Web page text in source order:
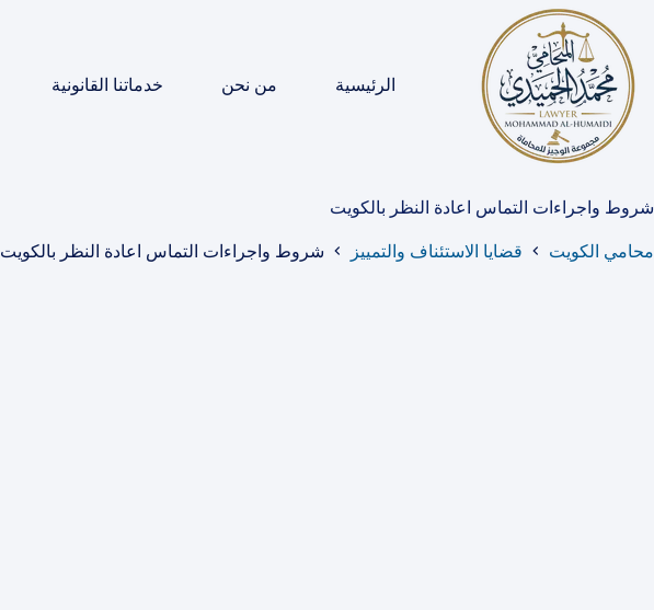
المحتوى
الرئيسية
من نحن خدماتنا القانونية
شروط واجراءات التماس اعادة النظر بالكويت
محامي الكويت قضايا الاستئناف والتمييز شروط واجراءات التماس اعادة النظر بالكويت